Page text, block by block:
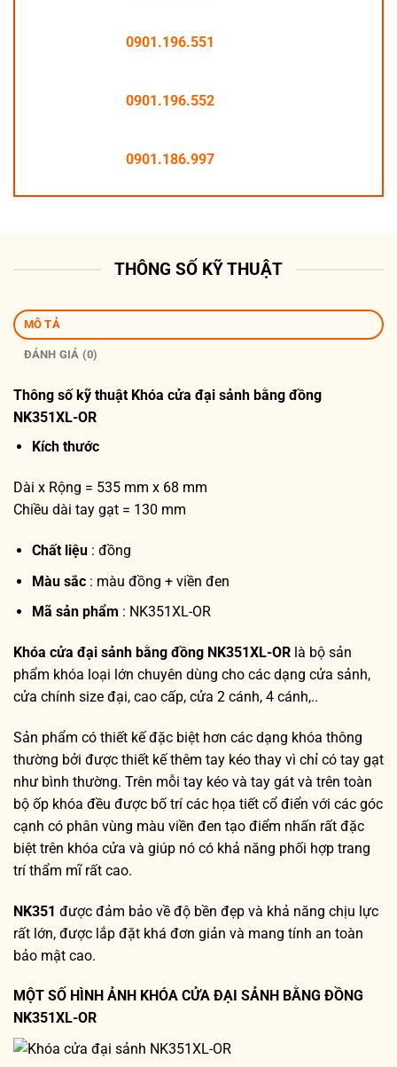
0901.196.551
0901.196.552
0901.186.997
THÔNG SỐ KỸ THUẬT
MÔ TẢ
ĐÁNH GIÁ (0)
Thông số kỹ thuật Khóa cửa đại sảnh bằng đồng
NK351XL-OR
Kích thước
Dài x Rộng = 535 mm x 68 mm
Chiều dài tay gạt = 130 mm
Chất liệu: đồng
Màu sắc: màu đồng + viền đen
Mã sản phẩm : NK351XL-OR
Khóa cửa đại sảnh bằng đồng NK351XL-OR là bộ sản
phẩm khóa loại lớn chuyên dùng cho các dạng cửa sảnh,
cửa chính size đại, cao cấp, cửa 2 cánh, 4 cánh,..
Sản phẩm có thiết kế đặc biệt hơn các dạng khóa thông
thường bởi được thiết kế thêm tay kéo thay vì chỉ có tay gạt
như bình thường. Trên mỗi tay kéo và tay gát và trên toàn
bộ ốp khóa đều được bố trí các họa tiết cổ điển với các góc
cạnh có phân vùng màu viền đen tạo điểm nhấn rất đặc
biệt trên khóa cửa và giúp nó có khả năng phối hợp trang
trí thẩm mĩ rất cao.
NK351 được đảm bảo về độ bền đẹp và khả năng chịu lực
rất lớn, được lắp đặt khá đơn giản và mang tính an toàn
bảo mật cao.
MỘT SỐ HÌNH ẢNH KHÓA CỬA ĐẠI SẢNH BẰNG ĐỒNG
NK351XL-OR